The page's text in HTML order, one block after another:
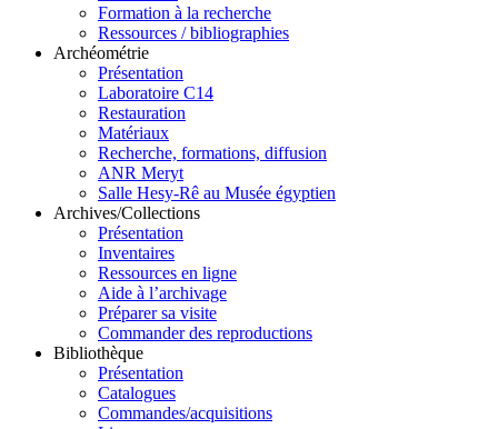
Formation à la recherche
Ressources / bibliographies
Archéométrie
Présentation
Laboratoire C14
Restauration
Matériaux
Recherche, formations, diffusion
ANR Meryt
Salle Hesy-Rê au Musée égyptien
Archives/Collections
Présentation
Inventaires
Ressources en ligne
Aide à l’archivage
Préparer sa visite
Commander des reproductions
Bibliothèque
Présentation
Catalogues
Commandes/acquisitions